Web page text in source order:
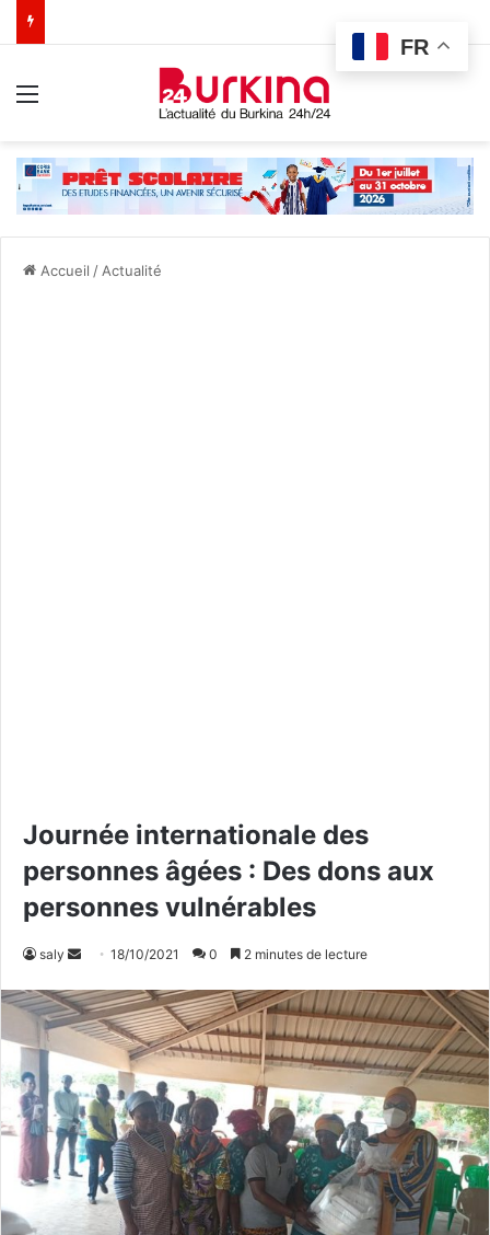
Accueil / Actualité
Journée internationale des
personnes âgées : Des dons aux
personnes vulnérables
saly
v
o
y
e
r
u
n
c
18/10/2021 0 2 minutes de lecture
FR